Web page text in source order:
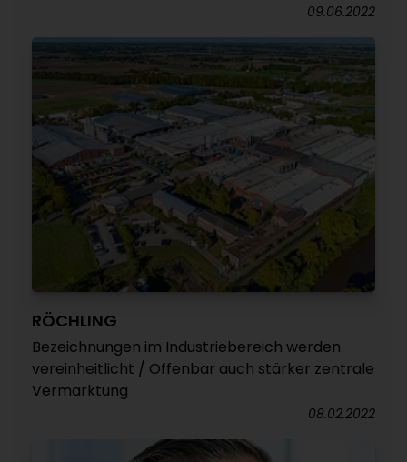
09.06.2022
RÖCHLING
Bezeichnungen im Industriebereich werden
vereinheitlicht / Offenbar auch stärker zentrale
Vermarktung
08.02.2022